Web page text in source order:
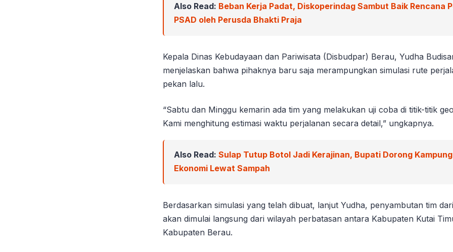
Also Read: Beban Kerja Padat, Diskoperindag Sambut Baik Rencana
PSAD oleh Perusda Bhakti Praja
Kepala Dinas Kebudayaan dan Pariwisata (Disbudpar) Berau, Yudha
menjelaskan bahwa pihaknya baru saja merampungkan simulasi rute
pekan lalu.
“Sabtu dan Minggu kemarin ada tim yang melakukan uji coba di titik-titik
Kami menghitung estimasi waktu perjalanan secara detail,” ungkapnya.
Also Read: Sulap Tutup Botol Jadi Kerajinan, Bupati Dorong
Ekonomi Lewat Sampah
Berdasarkan simulasi yang telah dibuat, lanjut Yudha, penyambutan tim
akan dimulai langsung dari wilayah perbatasan antara Kabupaten Kutai
Kabupaten Berau.